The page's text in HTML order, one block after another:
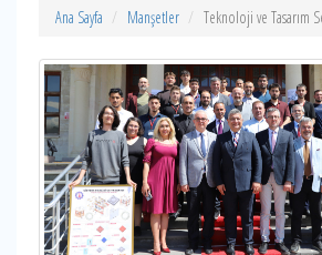
Ana Sayfa Manşetler Teknoloji ve Tasarım